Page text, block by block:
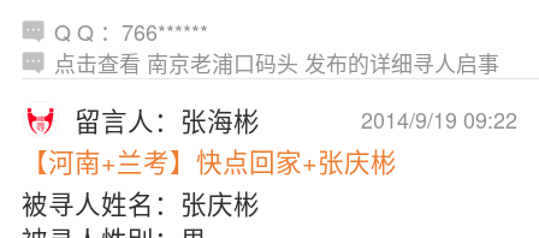
Q Q ：766******
点击查看 南京老浦口码头 发布的详细寻人启事
2014/9/19 09:22
留言人：张海彬
【河南+兰考】快点回家+张庆彬
被寻人姓名：张庆彬